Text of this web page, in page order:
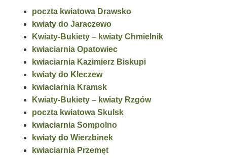
poczta kwiatowa Drawsko
kwiaty do Jaraczewo
Kwiaty-Bukiety – kwiaty Chmielnik
kwiaciarnia Opatowiec
kwiaciarnia Kazimierz Biskupi
kwiaty do Kleczew
kwiaciarnia Kramsk
Kwiaty-Bukiety – kwiaty Rzgów
poczta kwiatowa Skulsk
kwiaciarnia Sompolno
kwiaty do Wierzbinek
kwiaciarnia Przemęt